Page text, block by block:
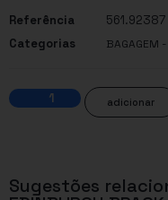
Referência
561.92387
Categorias
BAGAGEM -
adicionar
Sugestões